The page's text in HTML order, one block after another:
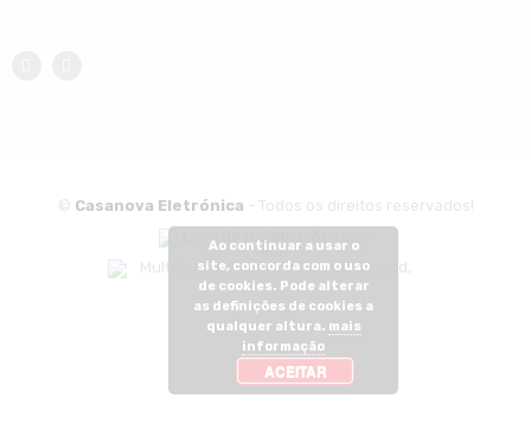
© Casanova Eletrónica - Todos os direitos reservados!
Ao continuar a usar o
site, concorda com o uso
de cookies. Pode alterar
as definições de cookies a
qualquer altura. mais
informação
ACEITAR